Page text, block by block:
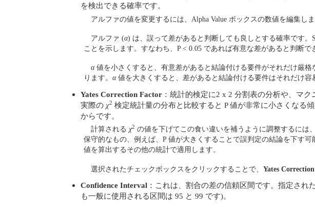
を検出できる確率です。
アルファの値を変更するには、Alpha Value ボックスの数値を編集しま
アルファ (α) は、誤って差があると判断しても良しとする確率です。
ことを示します。すなわち、P < 0.05 であれば有意な差があると判断で
α値を小さくすると、有意差があると結論付ける要件がそれだけ厳
ります。 α値を大きくすると、差があると結論付ける要件はそれだけ容
Yates Correction Factor ：統計的検定に2 x 2 分割表の分析や、マ
実際の χ2 検定統計量の分布と比較すると P 値が非常に小さくなる
からです。
計算されるχ2 の値を下げてこの食い違いを補うように調整するには
保守的なもの、例えば、P 値が大きくすることで誤判定の結論を下す
値を算出するその他の統計で適用します。
選択されたチェックボックスをクリックすることで、Yates
Confidence Interval ：これは、割合の差の信頼区間です。指定さ
も一般に使用される区間は 95 と 99 です)。